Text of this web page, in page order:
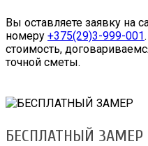
Вы оставляете заявку на
номеру +375(29)3-999-001
стоимость,
точной сметы.
БЕСПЛАТНЫЙ ЗАМЕР